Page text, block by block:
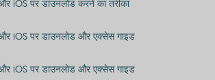
iOS पर डाउनलोड करने का तरीका
iOS पर डाउनलोड और एक्सेस गाइड
iOS पर डाउनलोड और एक्सेस गाइड